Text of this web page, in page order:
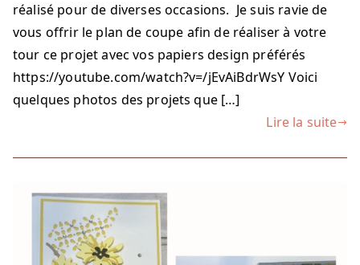
réalisé pour de diverses occasions. Je suis ravie de
vous offrir le plan de coupe afin de réaliser à votre
tour ce projet avec vos papiers design préférés
https://youtube.com/watch?v=/jEvAiBdrWsY Voici
quelques photos des projets que […]
Lire la suite